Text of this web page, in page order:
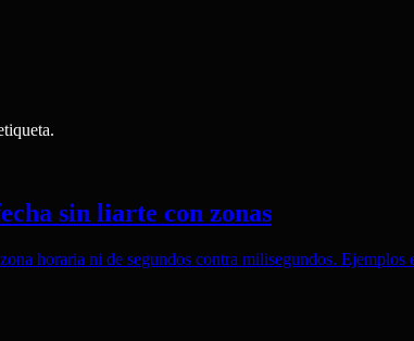
sin liarte con zonas
horaria ni de segundos contra milisegundos.